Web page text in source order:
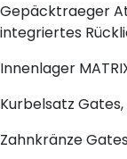
Gepäcktraeger
integriertes
Innenlager
Kurbelsatz Gates,
Zahnkränze